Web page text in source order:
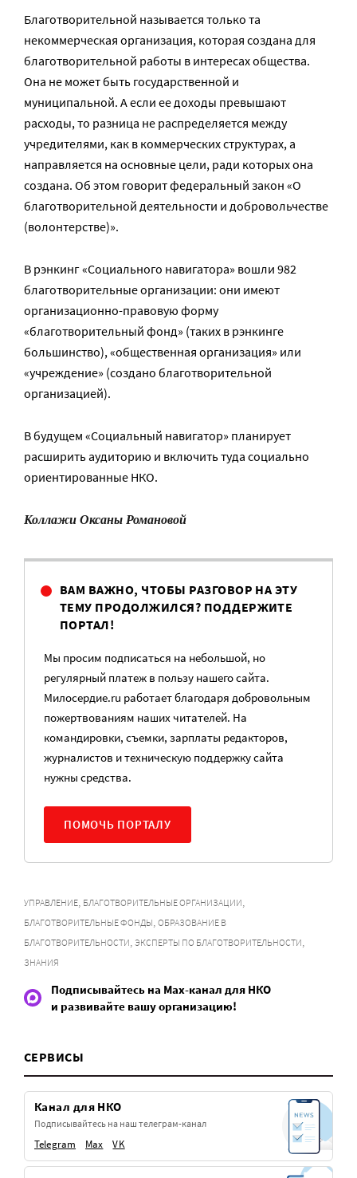
Благотворительной называется только та
некоммерческая организация, которая создана для
благотворительной работы в интересах общества.
Она не может быть государственной и
муниципальной. А если ее доходы превышают
расходы, то разница не распределяется между
учредителями, как в коммерческих структурах, а
направляется на основные цели, ради которых она
создана. Об этом говорит федеральный закон «О
благотворительной деятельности и добровольчестве
(волонтерстве)».
В рэнкинг «Социального навигатора» вошли 982
благотворительные организации: они имеют
организационно-правовую форму
«благотворительный фонд» (таких в рэнкинге
большинство), «общественная организация» или
«учреждение» (создано благотворительной
организацией).
В будущем «Социальный навигатор» планирует
расширить аудиторию и включить туда социально
ориентированные НКО.
Коллажи Оксаны Романовой
ВАМ ВАЖНО, ЧТОБЫ РАЗГОВОР НА ЭТУ
ТЕМУ ПРОДОЛЖИЛСЯ? ПОДДЕРЖИТЕ
ПОРТАЛ!
Мы просим подписаться на небольшой, но
регулярный платеж в пользу нашего сайта.
Милосердие.ru работает благодаря добровольным
пожертвованиям наших читателей. На
командировки, съемки, зарплаты редакторов,
журналистов и техническую поддержку сайта
нужны средства.
ПОМОЧЬ ПОРТАЛУ
УПРАВЛЕНИЕ БЛАГОТВОРИТЕЛЬНЫЕ ОРГАНИЗАЦИИ
БЛАГОТВОРИТЕЛЬНЫЕ ФОНДЫ ОБРАЗОВАНИЕ В
БЛАГОТВОРИТЕЛЬНОСТИ ЭКСПЕРТЫ ПО БЛАГОТВОРИТЕЛЬНОСТИ
ЗНАНИЯ
Подписывайтесь на Max-канал для НКО
и развивайте вашу организацию!
СЕРВИСЫ
Канал для НКО
Подписывайтесь на наш телеграм-канал
Telegram Max VK